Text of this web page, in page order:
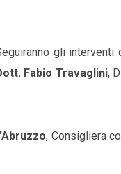
gli interventi
Fabio Travaglini,
, Consigliera